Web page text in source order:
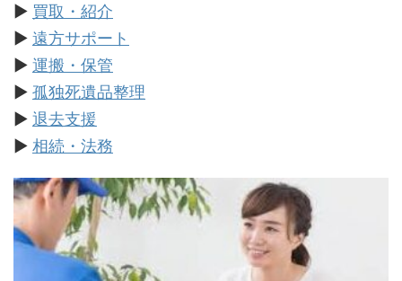
▶ 買取・紹介
▶ 遠方サポート
▶ 運搬・保管
▶ 孤独死遺品整理
▶ 退去支援
▶ 相続・法務